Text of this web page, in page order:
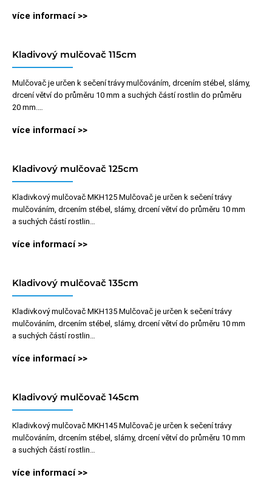
více informací >>
Kladivový mulčovač 115cm
Mulčovač je určen k sečení trávy mulčováním, drcením stébel, slámy,
drcení větví do průměru 10 mm a suchých částí rostlin do průměru
20 mm.…
více informací >>
Kladivový mulčovač 125cm
Kladivkový mulčovač MKH125 Mulčovač je určen k sečení trávy
mulčováním, drcením stébel, slámy, drcení větví do průměru 10 mm
a suchých částí rostlin…
více informací >>
Kladivový mulčovač 135cm
Kladivkový mulčovač MKH135 Mulčovač je určen k sečení trávy
mulčováním, drcením stébel, slámy, drcení větví do průměru 10 mm
a suchých částí rostlin…
více informací >>
Kladivový mulčovač 145cm
Kladivkový mulčovač MKH145 Mulčovač je určen k sečení trávy
mulčováním, drcením stébel, slámy, drcení větví do průměru 10 mm
a suchých částí rostlin…
více informací >>